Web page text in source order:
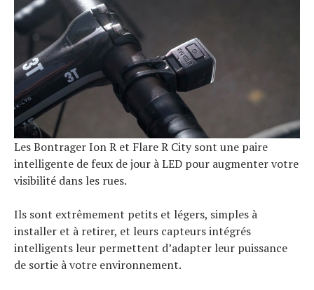
Les Bontrager Ion R et Flare R City sont une paire
intelligente de feux de jour à LED pour augmenter votre
visibilité dans les rues.
Ils sont extrêmement petits et légers, simples à
installer et à retirer, et leurs capteurs intégrés
intelligents leur permettent d’adapter leur puissance
de sortie à votre environnement.